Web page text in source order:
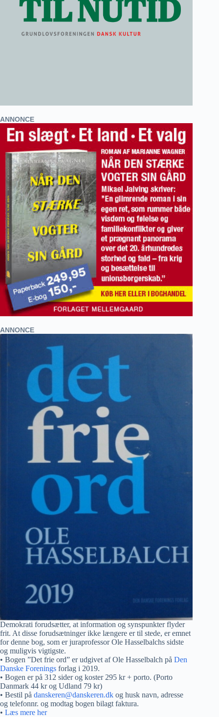
ANNONCE
ANNONCE
Demokrati forudsætter, at information og synspunkter flyder
frit. At disse forudsætninger ikke længere er til stede, er emnet
for denne bog, som er juraprofessor Ole Hasselbalchs sidste
og muligvis vigtigste.
• Bogen ”Det frie ord” er udgivet af Ole Hasselbalch på Den
Danske Forenings forlag i 2019.
• Bogen er på 312 sider og koster 295 kr + porto. (Porto
Danmark 44 kr og Udland 79 kr)
• Bestil på danskeren@danskeren.dk og husk navn, adresse
og telefonnr. og modtag bogen bilagt faktura.
• Læs mere her